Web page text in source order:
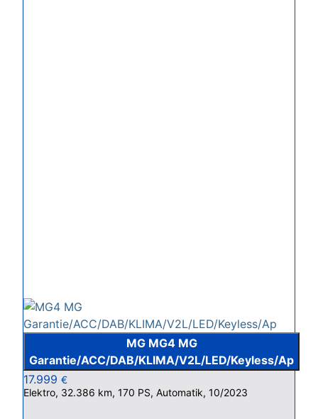
MG MG4 MG
Garantie/ACC/DAB/KLIMA/V2L/LED/Keyless/Ap
17.999 €
Elektro, 32.386 km, 170 PS, Automatik, 10/2023